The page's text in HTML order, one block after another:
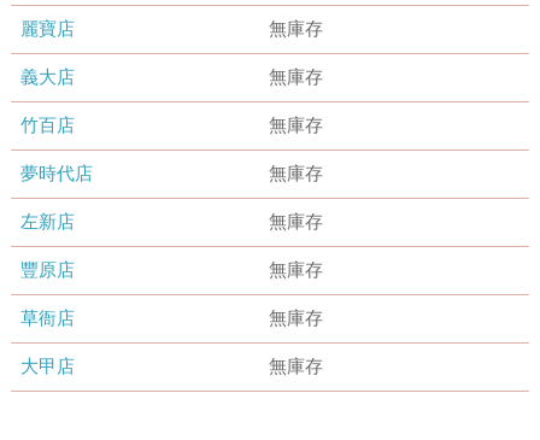
麗寶店 無庫存
義大店 無庫存
竹百店 無庫存
夢時代店 無庫存
左新店 無庫存
豐原店 無庫存
草衙店 無庫存
大甲店 無庫存